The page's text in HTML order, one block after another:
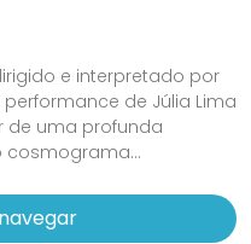
e interpretado por
de Júlia Lima
de uma profunda
cosmograma...